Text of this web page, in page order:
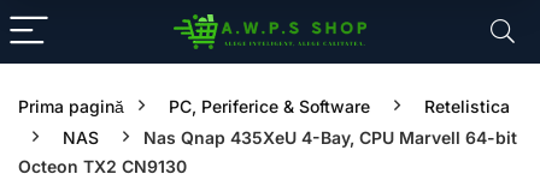
Prima pagină PC, Periferice & Software
Retelistica
NAS
Nas Qnap 435XeU 4-Bay, CPU Marvell 64-bit
Octeon TX2 CN9130